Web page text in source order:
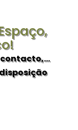
contacto,…